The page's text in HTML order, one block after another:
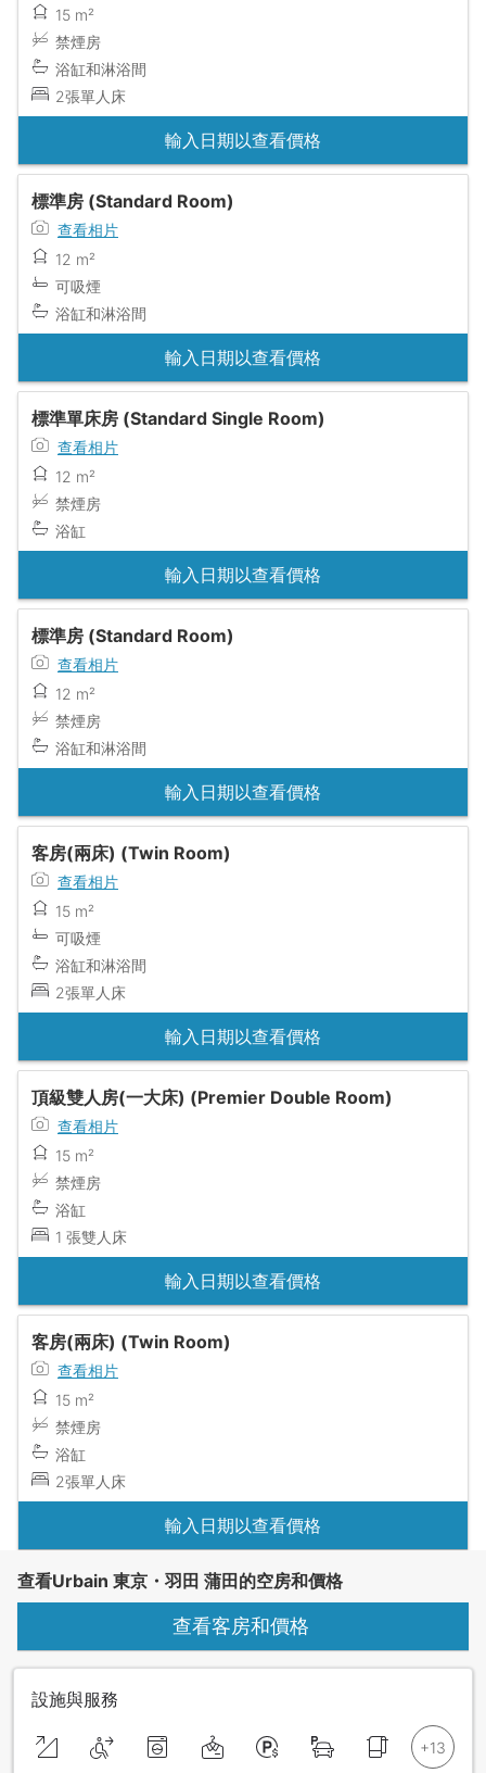
15 m²
禁煙房
浴缸和淋浴間
2張單人床
輸入日期以查看價格
標準房 (Standard Room)
查看相片
12 m²
可吸煙
浴缸和淋浴間
輸入日期以查看價格
標準單床房 (Standard Single Room)
查看相片
12 m²
禁煙房
浴缸
輸入日期以查看價格
標準房 (Standard Room)
查看相片
12 m²
禁煙房
浴缸和淋浴間
輸入日期以查看價格
客房(兩床) (Twin Room)
查看相片
15 m²
可吸煙
浴缸和淋浴間
2張單人床
輸入日期以查看價格
頂級雙人房(一大床) (Premier Double Room)
查看相片
15 m²
禁煙房
浴缸
1 張雙人床
輸入日期以查看價格
客房(兩床) (Twin Room)
查看相片
15 m²
禁煙房
浴缸
2張單人床
輸入日期以查看價格
查看Urbain 東京・羽田 蒲田的空房和價格
查看客房和價格
設施與服務